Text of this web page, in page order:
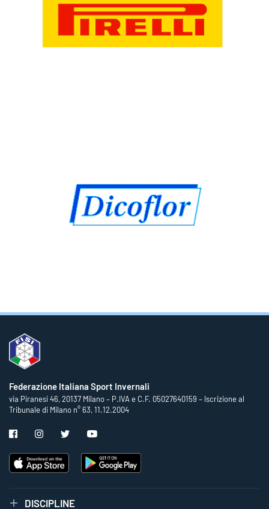
Federazione Italiana Sport Invernali
via Piranesi 46, 20137 Milano – P.IVA e C.F. 05027640159 – Iscrizione al
Tribunale di Milano n° 63, 11.12.2004
DISCIPLINE